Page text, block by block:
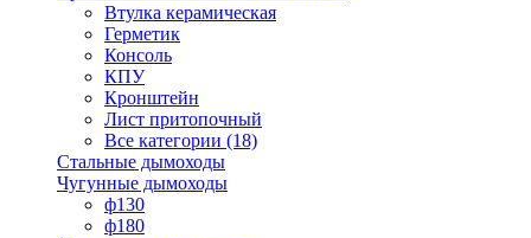
Втулка керамическая
Герметик
Консоль
КПУ
Кронштейн
Лист притопочный
Все категории (18)
Стальные дымоходы
Чугунные дымоходы
ф130
ф180